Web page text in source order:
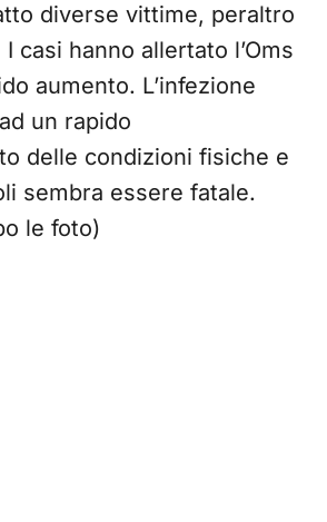
diverse vittime, peraltro
casi hanno allertato l’Oms
aumento. L’infezione
un rapido
delle condizioni fisiche e
sembra essere fatale.
le foto)